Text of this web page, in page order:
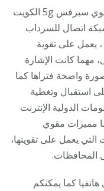
شبكة
مقوي
5g
افضل مقوي شبكة 5g العيون الكويت مقوي سيرفس 5g الكويت
اتصال للسرداب
يعمل على تقوية
مهما كانت الإشارة
واضحة فتراها كما
استقبال وتغطية
الدولية الإنترنت
مميزات مقوي
يعمل على تقويتها،
المحافظات.
كما يمكنكم